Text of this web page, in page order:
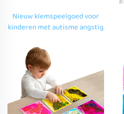
Nieuw klemspeelgoed voor
kinderen met autisme angstig
het teken van een inktvisbuis
ontwerp zacht rubberen
speelgoed